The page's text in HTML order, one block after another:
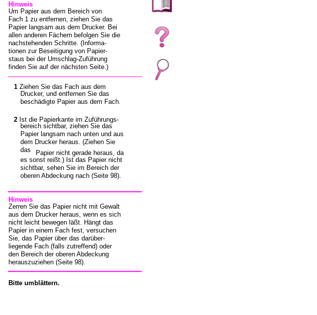
Hinweis
Um Papier aus dem Bereich von
Fach 1 zu entfernen, ziehen Sie das
Papier langsam aus dem Drucker. Bei
allen anderen Fächern befolgen Sie die
nachstehenden Schritte. (Informa-
tionen zur Beseitigung von Papier-
staus bei der Umschlag-Zuführung
finden Sie auf der nächsten Seite.)
1 Ziehen Sie das Fach aus dem
Drucker, und entfernen Sie das
beschädigte Papier aus dem Fach.
2 Ist die Papierkante im Zuführungs-
bereich sichtbar, ziehen Sie das
Papier langsam nach unten und aus
dem Drucker heraus. (Ziehen Sie
das
Papier nicht gerade heraus, da
es sonst reißt.) Ist das Papier nicht
sichtbar, sehen Sie im Bereich der
oberen Abdeckung nach (Seite 98).
Hinweis
Zerren Sie das Papier nicht mit Gewalt
aus dem Drucker heraus, wenn es sich
nicht leicht bewegen läßt. Hängt das
Papier in einem Fach fest, versuchen
Sie, das Papier über das darüber-
liegende Fach (falls zutreffend) oder
den Bereich der oberen Abdeckung
herauszuziehen (Seite 98).
Bitte umblättern.